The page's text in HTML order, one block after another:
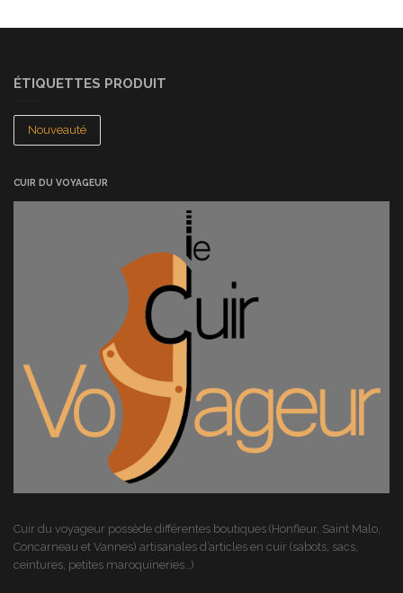
ÉTIQUETTES PRODUIT
Nouveauté
CUIR DU VOYAGEUR
Cuir du voyageur possède différentes boutiques (Honfleur, Saint Malo,
Concarneau et Vannes) artisanales d’articles en cuir (sabots, sacs,
ceintures, petites maroquineries…)